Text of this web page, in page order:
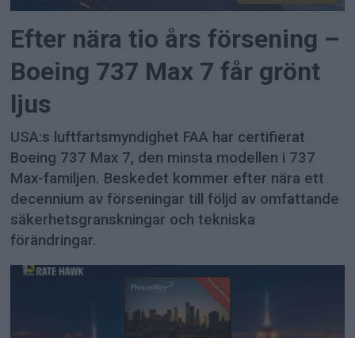
Efter nära tio års försening –
Boeing 737 Max 7 får grönt
ljus
USA:s luftfartsmyndighet FAA har certifierat
Boeing 737 Max 7, den minsta modellen i 737
Max-familjen. Beskedet kommer efter nära ett
decennium av förseningar till följd av omfattande
säkerhetsgranskningar och tekniska
förändringar.